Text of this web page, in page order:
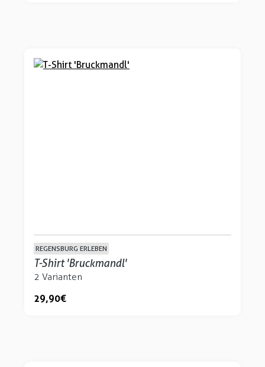
REGENSBURG ERLEBEN
T-Shirt 'Bruckmandl'
2 Varianten
29,90 €